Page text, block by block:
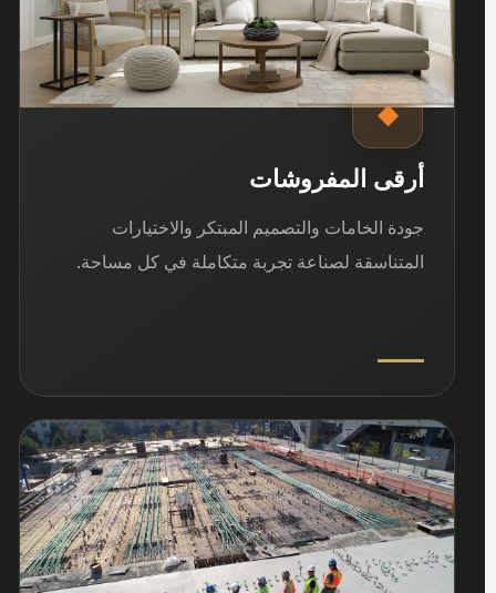
◆
أرقى المفروشات
جودة الخامات والتصميم المبتكر والاختيارات
المتناسقة لصناعة تجربة متكاملة في كل مساحة.
03